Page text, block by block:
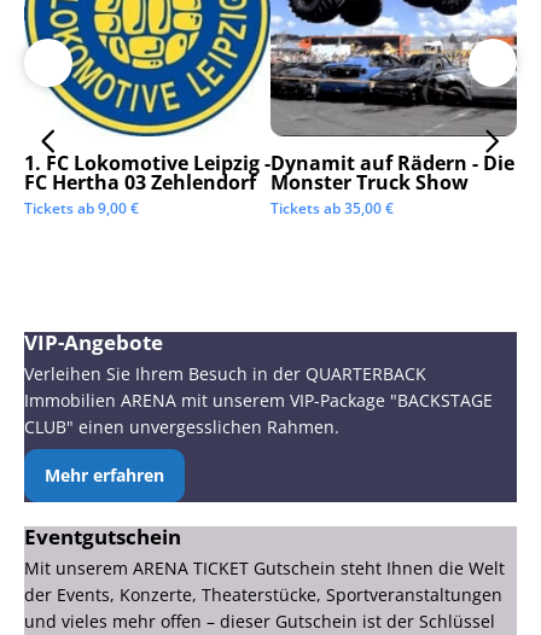
1. FC Lokomotive Leipzig -
FC Hertha 03 Zehlendorf
Tickets ab9,00€
Dynamit auf Rädern - Die
Monster Truck Show
Tickets ab35,00€
VIP-Angebote
Verleihen Sie Ihrem Besuch in der QUARTERBACK
Immobilien ARENA mit unserem VIP-Package "BACKSTAGE
CLUB" einen unvergesslichen Rahmen.
Mehr erfahren
Eventgutschein
Mit unserem ARENA TICKET Gutschein steht Ihnen die Welt
der Events, Konzerte, Theaterstücke, Sportveranstaltungen
und vieles mehr offen – dieser Gutschein ist der Schlüssel